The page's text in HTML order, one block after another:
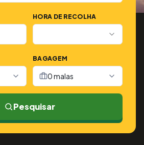
HORA DE RECOLHA
BAGAGEM
0 malas
Pesquisar